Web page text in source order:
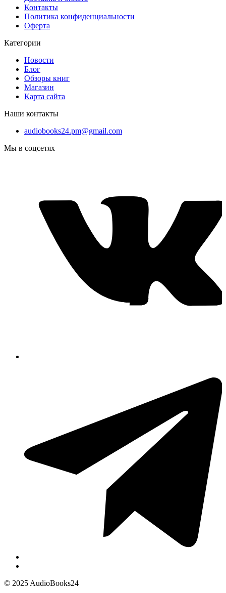
Контакты
Политика конфиденциальности
Оферта
Категории
Новости
Блог
Обзоры книг
Магазин
Карта сайта
Наши контакты
audiobooks24.pm@gmail.com
Мы в соцсетях
© 2025 AudioBooks24